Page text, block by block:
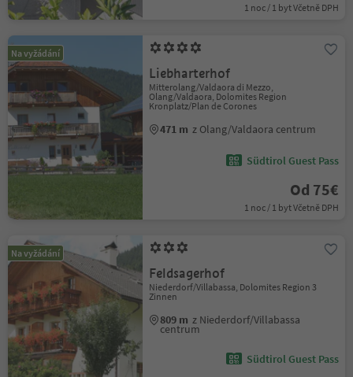
1 noc / 1 byt Včetně DPH
Na vyžádání
Liebharterhof
Mitterolang/Valdaora di Mezzo,
Olang/Valdaora, Dolomites Region
Kronplatz/Plan de Corones
471 m z Olang/Valdaora centrum
Südtirol Guest Pass
Od 75€
1 noc / 1 byt Včetně DPH
Na vyžádání
Feldsagerhof
Niederdorf/Villabassa, Dolomites Region 3
Zinnen
809 m z Niederdorf/Villabassa
centrum
Südtirol Guest Pass